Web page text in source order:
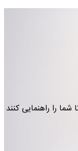
را راهنمایی کنند